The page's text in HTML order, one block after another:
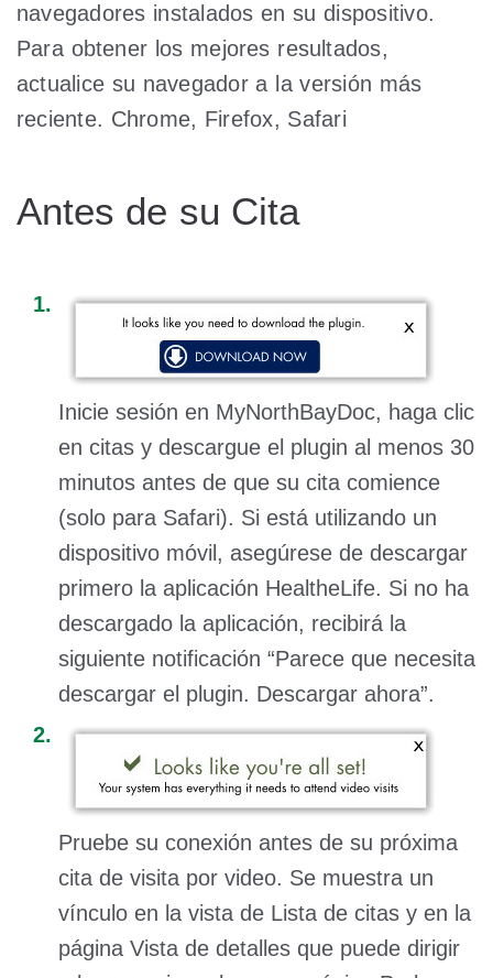
navegadores instalados en su dispositivo.
Para obtener los mejores resultados,
actualice su navegador a la versión más
reciente. Chrome, Firefox, Safari
Antes de su Cita
Inicie sesión en MyNorthBayDoc, haga clic
en citas y descargue el plugin al menos 30
minutos antes de que su cita comience
(solo para Safari). Si está utilizando un
dispositivo móvil, asegúrese de descargar
primero la aplicación HealtheLife. Si no ha
descargado la aplicación, recibirá la
siguiente notificación “Parece que necesita
descargar el plugin. Descargar ahora”.
Pruebe su conexión antes de su próxima
cita de visita por video. Se muestra un
vínculo en la vista de Lista de citas y en la
página Vista de detalles que puede dirigir